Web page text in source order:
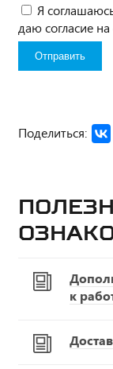
Я
даю согласие
Поделиться:
к